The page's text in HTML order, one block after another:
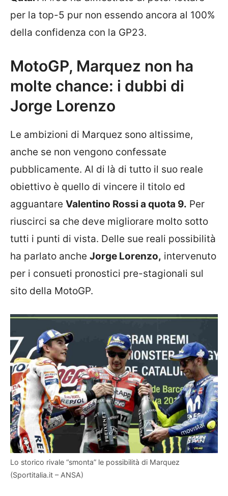
per la top-5 pur non essendo ancora al 100%
della confidenza con la GP23.
MotoGP, Marquez non ha
molte chance: i dubbi di
Jorge Lorenzo
Le ambizioni di Marquez sono altissime,
anche se non vengono confessate
pubblicamente. Al di là di tutto il suo reale
obiettivo è quello di vincere il titolo ed
agguantare Valentino Rossi a quota 9. Per
riuscirci sa che deve migliorare molto sotto
tutti i punti di vista. Delle sue reali possibilità
ha parlato anche Jorge Lorenzo, intervenuto
per i consueti pronostici pre-stagionali sul
sito della MotoGP.
Lo storico rivale “smonta” le possibilità di Marquez
(Sportitalia.it – ANSA)